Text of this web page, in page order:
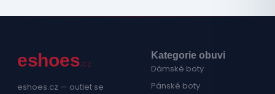
eshoes.cz
eshoes.cz — outlet se
Kategorie obuvi
Dámské boty
Pánské boty